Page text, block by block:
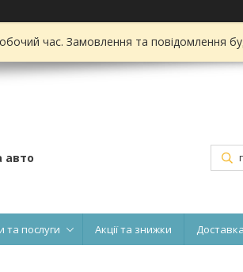
час. Замовлення та повідомлення
авто
та послуги Акції та знижки